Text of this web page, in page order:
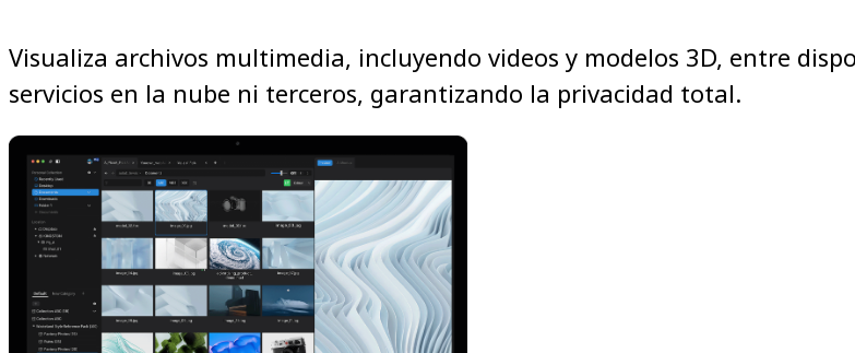
Visualiza archivos multimedia, incluyendo videos y modelos 3D, entre
servicios en la nube ni terceros, garantizando la privacidad total.